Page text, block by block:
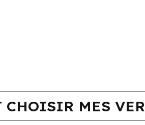
CHOISIR MES